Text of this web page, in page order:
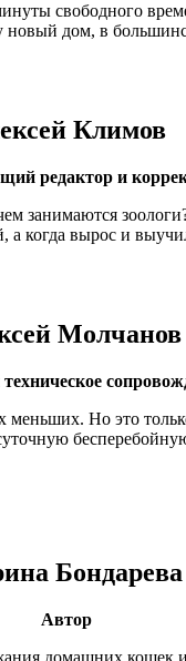
свободного
дом, в
Климов
редактор и
вырос и
Молчанов
Но это
Бондарева
Автор